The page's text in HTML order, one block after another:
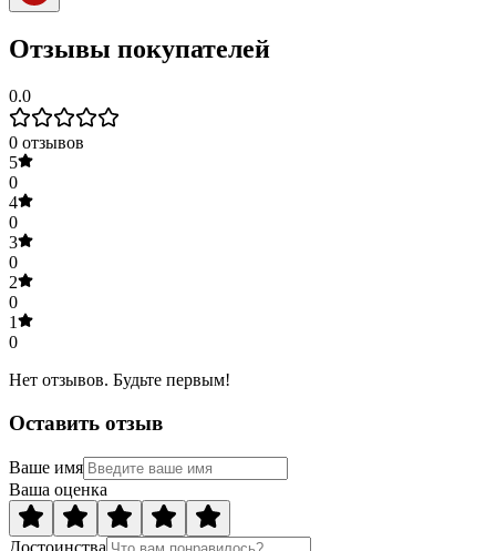
Отзывы покупателей
0.0
0 отзывов
5
0
4
0
3
0
2
0
1
0
Нет отзывов. Будьте первым!
Оставить отзыв
Ваше имя
Ваша оценка
Достоинства